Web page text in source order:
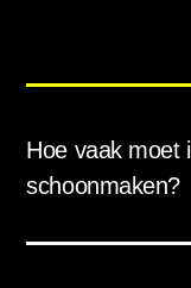
Hoe vaak moet
schoonmaken?